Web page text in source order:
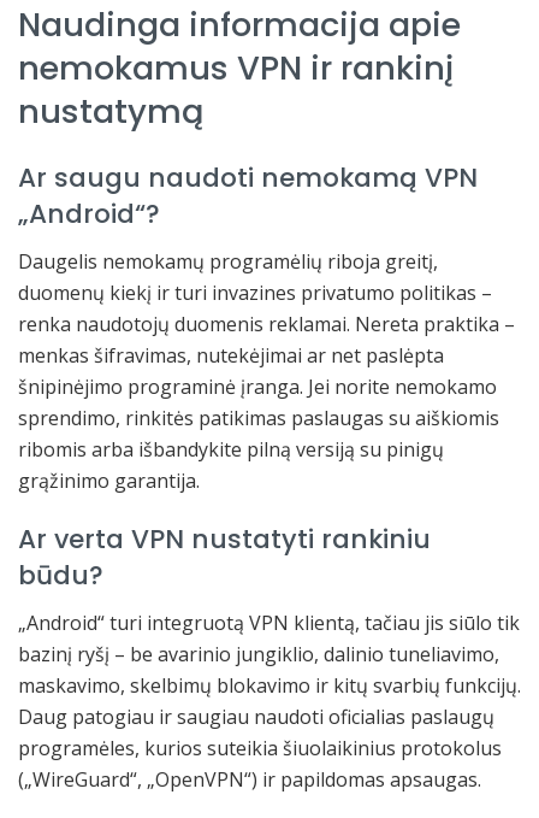
Naudinga informacija apie
nemokamus VPN ir rankinį
nustatymą
Ar saugu naudoti nemokamą VPN
„Android“?
Daugelis nemokamų programėlių riboja greitį,
duomenų kiekį ir turi invazines privatumo politikas –
renka naudotojų duomenis reklamai. Nereta praktika –
menkas šifravimas, nutekėjimai ar net paslėpta
šnipinėjimo programinė įranga. Jei norite nemokamo
sprendimo, rinkitės patikimas paslaugas su aiškiomis
ribomis arba išbandykite pilną versiją su pinigų
grąžinimo garantija.
Ar verta VPN nustatyti rankiniu
būdu?
„Android“ turi integruotą VPN klientą, tačiau jis siūlo tik
bazinį ryšį – be avarinio jungiklio, dalinio tuneliavimo,
maskavimo, skelbimų blokavimo ir kitų svarbių funkcijų.
Daug patogiau ir saugiau naudoti oficialias paslaugų
programėles, kurios suteikia šiuolaikinius protokolus
(„WireGuard“, „OpenVPN“) ir papildomas apsaugas.